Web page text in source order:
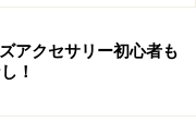
上がった頭部。その
ツです。ペーパー類
アクセサリー初心者も
！